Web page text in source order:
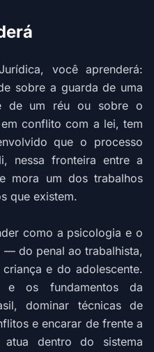
você aprenderá:
sobre a guarda de uma
de um réu ou sobre o
conflito com a lei, tem
que o processo
nessa fronteira entre a
mora um dos trabalhos
que existem.
como a psicologia e o
— do penal ao trabalhista,
e do adolescente.
e os fundamentos da
dominar técnicas de
e encarar de frente a
dentro do sistema